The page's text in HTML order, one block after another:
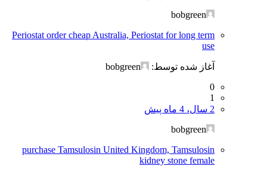
bobgreen
Periostat order cheap Australia, Periostat for long term
use
آغاز شده توسط:
bobgreen
0
1
2 سال، 4 ماه پیش
bobgreen
purchase Tamsulosin United Kingdom, Tamsulosin
kidney stone female